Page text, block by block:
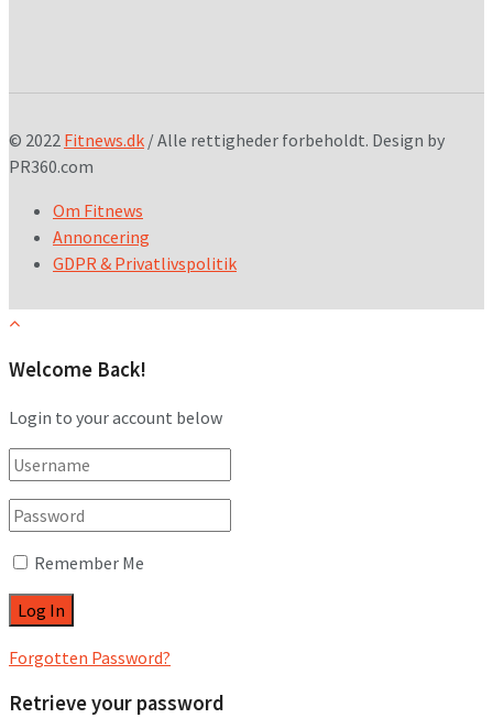
© 2022 Fitnews.dk / Alle rettigheder forbeholdt. Design by
PR360.com
Om Fitnews
Annoncering
GDPR & Privatlivspolitik
Welcome Back!
Login to your account below
Remember Me
Forgotten Password?
Retrieve your password